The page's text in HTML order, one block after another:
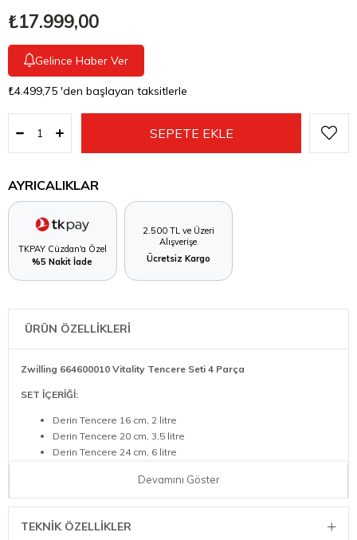
₺17.999,00
Gelince Haber Ver
₺4.499,75 'den başlayan taksitlerle
AYRICALIKLAR
TKPAY Cüzdan'a Özel
%5 Nakit İade
2.500 TL ve Üzeri
Alışverişe
Ücretsiz Kargo
ÜRÜN ÖZELLİKLERİ
Zwilling 664600010 Vitality Tencere Seti 4 Parça
SET İÇERİĞİ:
Derin Tencere 16 cm, 2 litre
Derin Tencere 20 cm, 3,5 litre
Derin Tencere 24 cm, 6 litre
Devamını Göster
TEKNIK ÖZELLIKLER